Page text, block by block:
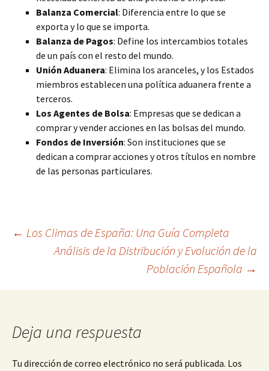
Balanza Comercial: Diferencia entre lo que se
exporta y lo que se importa.
Balanza de Pagos: Define los intercambios totales
de un país con el resto del mundo.
Unión Aduanera: Elimina los aranceles, y los Estados
miembros establecen una política aduanera frente a
terceros.
Los Agentes de Bolsa: Empresas que se dedican a
comprar y vender acciones en las bolsas del mundo.
Fondos de Inversión: Son instituciones que se
dedican a comprar acciones y otros títulos en nombre
de las personas particulares.
Navegación
← Los Climas de España: Una Guía Completa
Análisis de la Distribución y Evolución de la
Población Española →
Deja una respuesta
Tu dirección de correo electrónico no será publicada. Los